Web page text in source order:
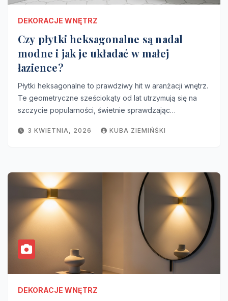
DEKORACJE WNĘTRZ
Czy płytki heksagonalne są nadal
modne i jak je układać w małej
łazience?
Płytki heksagonalne to prawdziwy hit w aranżacji wnętrz.
Te geometryczne sześciokąty od lat utrzymują się na
szczycie popularności, świetnie sprawdzając…
3 KWIETNIA, 2026 KUBA ZIEMIŃŚKI
DEKORACJE WNĘTRZ